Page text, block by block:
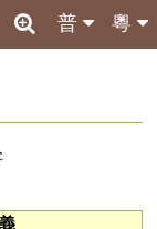
粵
普